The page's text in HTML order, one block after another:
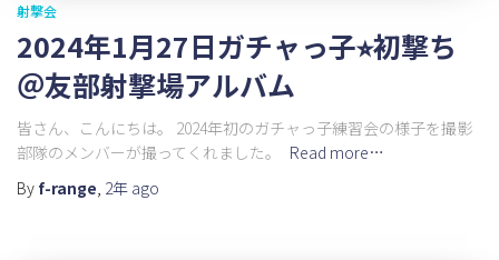
射撃会
2024年1月27日ガチャっ子⭐︎初撃ち
＠友部射撃場アルバム
皆さん、こんにちは。 2024年初のガチャっ子練習会の様子を撮影
部隊のメンバーが撮ってくれました。
Read more…
By f-range, 2年 ago